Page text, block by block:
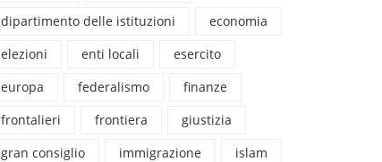
dipartimento delle istituzioni
economia
elezioni
enti locali
esercito
europa
federalismo
finanze
frontalieri
frontiera
giustizia
gran consiglio
immigrazione
islam